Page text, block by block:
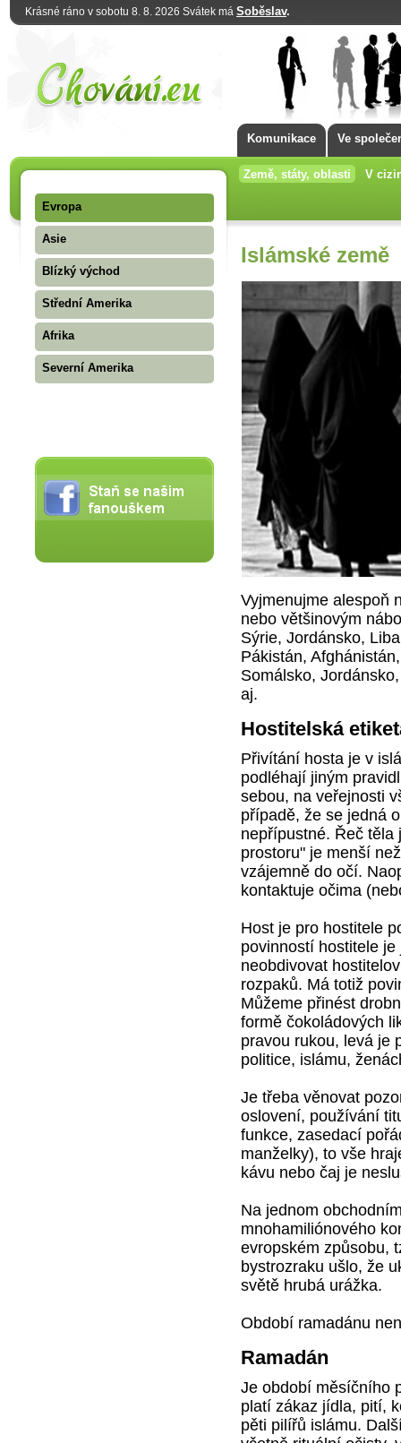
Krásné ráno v sobotu 8. 8. 2026 Svátek má Soběslav.
Komunikace Ve
Země, státy, oblasti V
Evropa
Asie
Blízký východ
Střední Amerika
Afrika
Severní Amerika
Islámské země
Vyjmenujme alespoň
nebo většinovým
Sýrie, Jordánsko,
Pákistán,
Somálsko,
aj.
Hostitelská
Přivítání hosta je v
podléhají jiným
sebou, na veřejnosti
případě, že se jedná
nepřípustné. Řeč těla
prostoru" je menší
vzájemně do očí.
kontaktuje očima
Host je pro hostitele
povinností hostitele
neobdivovat
rozpaků. Má totiž
Můžeme přinést
formě čokoládových
pravou rukou, levá je
politice, islámu,
Je třeba věnovat
oslovení, používání
funkce, zasedací
manželky), to vše
kávu nebo čaj je
Na jednom
mnohamiliónového
evropském způsobu,
bystrozraku ušlo, že
světě hrubá urážka.
Období ramadánu
Ramadán
Je období měsíčního
platí zákaz jídla, pití,
pěti pilířů islámu.